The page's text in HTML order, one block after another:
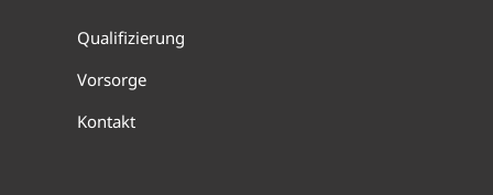
Qualifizierung
Vorsorge
Kontakt